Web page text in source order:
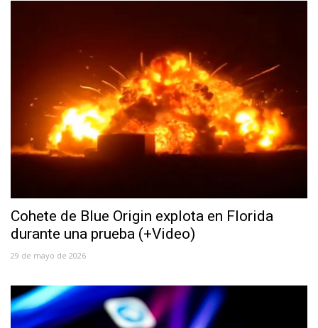
Cohete de Blue Origin explota en Florida
durante una prueba (+Video)
29 de mayo de 2026